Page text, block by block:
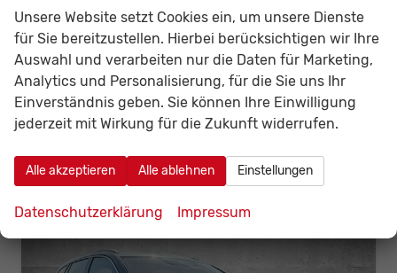
Fahrzeugnr. 140853 Getriebe Schalt. 6-Gang
Kraftstoff
Benzin Leistung 110 kW (150 PS)
31.619,– €
incl. 19% MwSt.
Verbrauch kombiniert:5,80 l/100km
CO2-Klasse: D
Unsere Website setzt Cookies ein, um unsere Dienste
für Sie bereitzustellen. Hierbei berücksichtigen wir Ihre
Auswahl und verarbeiten nur die Daten für Marketing,
Analytics und Personalisierung, für die Sie uns Ihr
Einverständnis geben. Sie können Ihre Einwilligung
jederzeit mit Wirkung für die Zukunft widerrufen.
Alle akzeptieren Alle ablehnen Einstellungen
Datenschutzerklärung Impressum